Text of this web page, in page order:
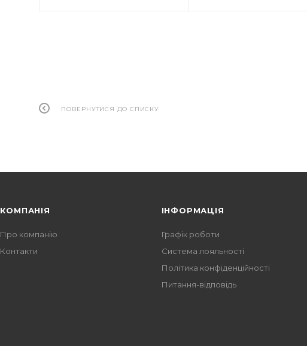
ПОВЕРНУТИСЯ ДО СПИСКУ
КОМПАНІЯ
Про компанію
Контакти
ІНФОРМАЦІЯ
Графік роботи
Система лояльності
Політика конфіденційності
Питання-відповідь